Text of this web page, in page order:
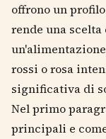
offrono un
rende una
rossi o rosa
significativa di
Nel primo
principali e